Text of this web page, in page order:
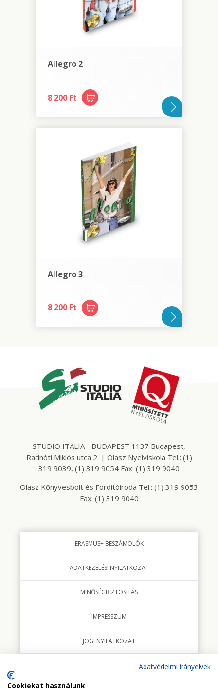
Allegro 2
8 200 Ft
Allegro 3
8 200 Ft
STUDIO ITALIA - BUDAPEST 1137 Budapest,
Radnóti Miklós utca 2. | Olasz Nyelviskola Tel.: (1)
319 9039, (1) 319 9054 Fax: (1) 319 9040
Olasz Könyvesbolt és Fordítóiroda Tel.: (1) 319 9053
Fax: (1) 319 9040
ERASMUS+ BESZÁMOLÓK
ADATKEZELÉSI NYILATKOZAT
MINŐSÉGBIZTOSÍTÁS
IMPRESSZUM
JOGI NYILATKOZAT
Adatvédelmi irányelvek
Cookiekat használunk